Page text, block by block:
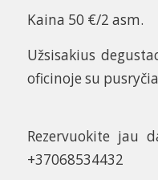
Kaina 50 €/2 asm.
Užsisakius
oficinoje su
Rezervuokite jau
+37068534432